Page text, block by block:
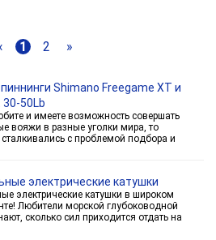
1 2 »
Shimano Freegame XT и
30-50Lb
и имеете возможность совершать
вояжи в разные уголки мира, то
с проблемой подбора и
электрические катушки
электрические катушки в широком
Любители морской глубоководной
сколько сил приходится отдать на